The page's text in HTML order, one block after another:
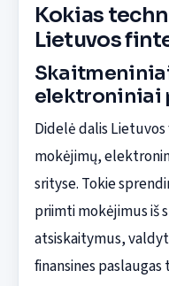
Kokias
Lietuvos
elektroniniai
Didelė dalis
mokėjimų,
srityse. Tokie
priimti mokėjimus iš
atsiskaitymus,
finansines paslaugas